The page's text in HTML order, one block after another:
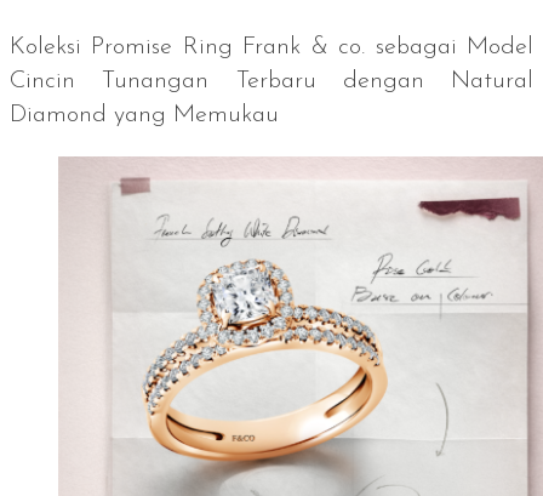
Koleksi Promise Ring Frank & co. sebagai Model
Cincin Tunangan Terbaru dengan
Natural
Diamond yang Memukau